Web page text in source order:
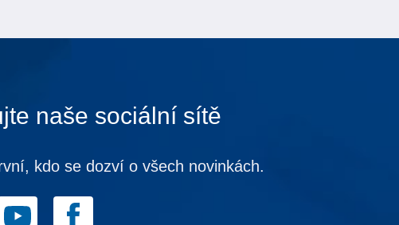
naše sociální sítě
kdo se dozví o všech novinkách.